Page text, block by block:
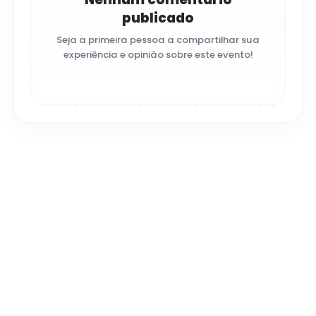
publicado
Seja a primeira pessoa a compartilhar sua
experiência e opinião sobre este evento!